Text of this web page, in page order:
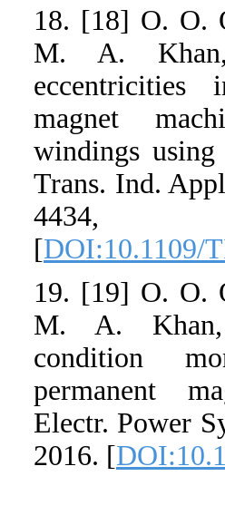
18. [18] O. O.
M. A.
eccentricities
magnet
windings
Trans. Ind.
[DOI:10.1109/
19. [19] O. O.
M. A. Khan,
condition
permanent
Electr. Power
2016. [